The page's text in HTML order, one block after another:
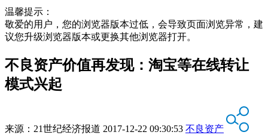
温馨提示：
敬爱的用户，您的浏览器版本过低，会导致页面浏览异常，建
议您升级浏览器版本或更换其他浏览器打开。
不良资产价值再发现：淘宝等在线转让
模式兴起
来源： 21世纪经济报道 2017-12-22 09:30:53 不良资产